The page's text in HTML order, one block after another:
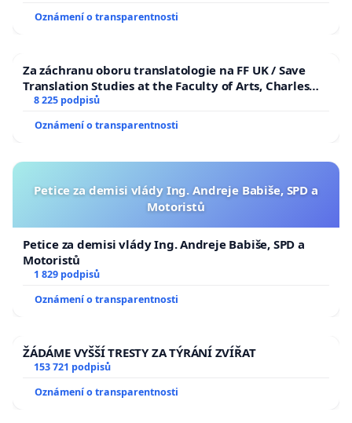
Oznámení o transparentnosti
Za záchranu oboru translatologie na FF UK / Save
Translation Studies at the Faculty of Arts, Charles
University
8 225 podpisů
Oznámení o transparentnosti
Petice za demisi vlády Ing. Andreje Babiše, SPD a
Motoristů
Petice za demisi vlády Ing. Andreje Babiše, SPD a
Motoristů
1 829 podpisů
Oznámení o transparentnosti
ŽÁDÁME VYŠŠÍ TRESTY ZA TÝRÁNÍ ZVÍŘAT
153 721 podpisů
Oznámení o transparentnosti